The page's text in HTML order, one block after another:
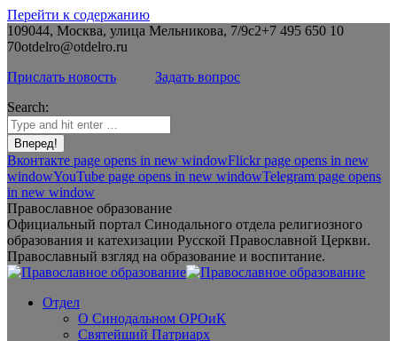
Перейти к содержанию
109044, Москва, улица Мельникова, 7/9с2+7 495 650 10
70otdelro@otdelro.ru
Прислать новость
Задать вопрос
Search:
Вконтакте page opens in new windowFlickr page opens in new
windowYouTube page opens in new windowTelegram page opens
in new window
Православное образование
Официальный портал Синодального отдела религиозного
образования и катехизации Русской Православной Церкви.
Православный взгляд на образование и воспитание.
Отдел
О Синодальном ОРОиК
Святейший Патриарх